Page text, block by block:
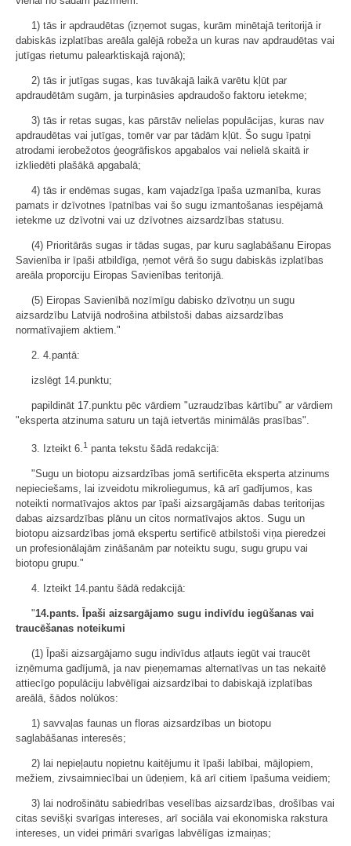
1) tās ir apdraudētas (izņemot sugas, kurām minētajā teritorijā ir
dabiskās izplatības areāla galējā robeža un kuras nav apdraudētas vai
jutīgas rietumu palearktiskajā rajonā);
2) tās ir jutīgas sugas, kas tuvākajā laikā varētu kļūt par
apdraudētām sugām, ja turpināsies apdraudošo faktoru ietekme;
3) tās ir retas sugas, kas pārstāv nelielas populācijas, kuras nav
apdraudētas vai jutīgas, tomēr var par tādām kļūt. Šo sugu īpatņi
atrodami ierobežotos ģeogrāfiskos apgabalos vai nelielā skaitā ir
izkliedēti plašākā apgabalā;
4) tās ir endēmas sugas, kam vajadzīga īpaša uzmanība, kuras
pamats ir dzīvotnes īpatnības vai šo sugu izmantošanas iespējamā
ietekme uz dzīvotni vai uz dzīvotnes aizsardzības statusu.
(4) Prioritārās sugas ir tādas sugas, par kuru saglabāšanu Eiropas
Savienība ir īpaši atbildīga, ņemot vērā šo sugu dabiskās izplatības
areāla proporciju Eiropas Savienības teritorijā.
(5) Eiropas Savienībā nozīmīgu dabisko dzīvotņu un sugu
aizsardzību Latvijā nodrošina atbilstoši dabas aizsardzības
normatīvajiem aktiem."
2. 4.pantā:
izslēgt 14.punktu;
papildināt 17.punktu pēc vārdiem "uzraudzības kārtību" ar vārdiem
"eksperta atzinuma saturu un tajā ietvertās minimālās prasības".
3. Izteikt 6. 1 panta tekstu šādā redakcijā:
"Sugu un biotopu aizsardzības jomā sertificēta eksperta atzinums
nepieciešams, lai izveidotu mikroliegumus, kā arī gadījumos, kas
noteikti normatīvajos aktos par īpaši aizsargājamās dabas teritorijas
dabas aizsardzības plānu un citos normatīvajos aktos. Sugu un
biotopu aizsardzības jomā ekspertu sertificē atbilstoši viņa pieredzei
un profesionālajām zināšanām par noteiktu sugu, sugu grupu vai
biotopu grupu."
4. Izteikt 14.pantu šādā redakcijā:
"14.pants. Īpaši aizsargājamo sugu indivīdu iegūšanas vai
traucēšanas noteikumi
(1) Īpaši aizsargājamo sugu indivīdus atļauts iegūt vai traucēt
izņēmuma gadījumā, ja nav pieņemamas alternatīvas un tas nekaitē
attiecīgo populāciju labvēlīgai aizsardzībai to dabiskajā izplatības
areālā, šādos nolūkos:
1) savvaļas faunas un floras aizsardzības un biotopu
saglabāšanas interesēs;
2) lai nepieļautu nopietnu kaitējumu it īpaši labībai, mājlopiem,
mežiem, zivsaimniecībai un ūdeņiem, kā arī citiem īpašuma veidiem;
3) lai nodrošinātu sabiedrības veselības aizsardzības, drošības vai
citas sevišķi svarīgas intereses, arī sociāla vai ekonomiska rakstura
intereses, un videi primāri svarīgas labvēlīgas izmaiņas;